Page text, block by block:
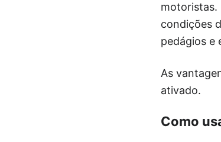
motoristas.
condições
pedágios e
As
ativado.
Como